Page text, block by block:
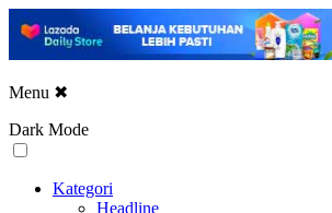
Menu ✖
Dark Mode
Kategori
Headline